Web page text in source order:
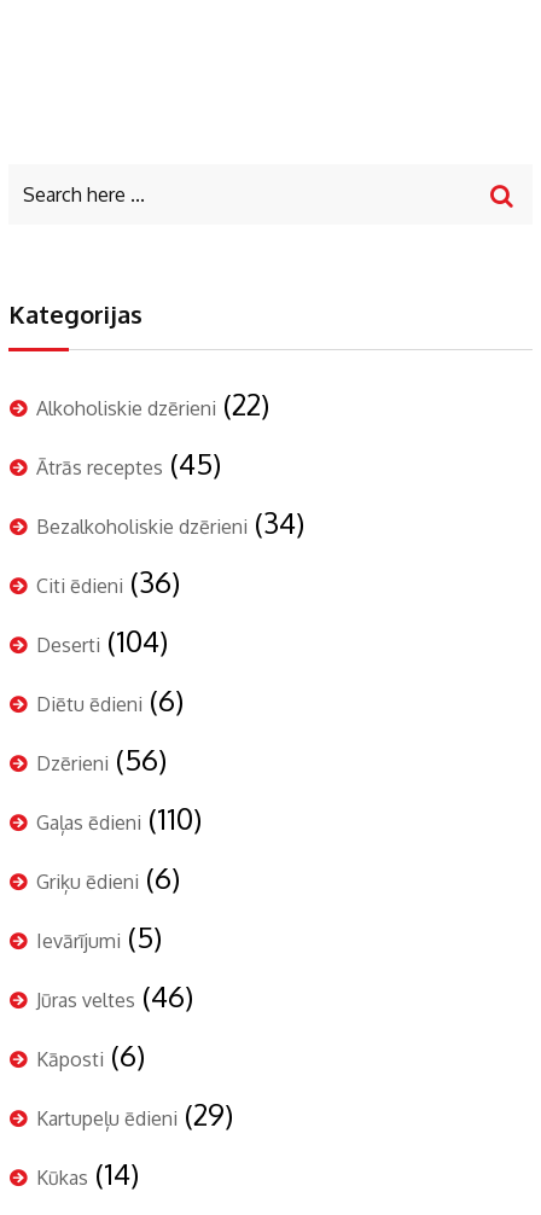
Kategorijas
Alkoholiskie dzērieni (22)
Ātrās receptes (45)
Bezalkoholiskie dzērieni (34)
Citi ēdieni (36)
Deserti (104)
Diētu ēdieni (6)
Dzērieni (56)
Gaļas ēdieni (110)
Griķu ēdieni (6)
Ievārījumi (5)
Jūras veltes (46)
Kāposti (6)
Kartupeļu ēdieni (29)
Kūkas (14)